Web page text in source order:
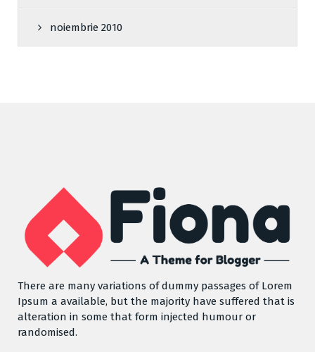
noiembrie 2010
There are many variations of dummy passages of Lorem
Ipsum a available, but the majority have suffered that is
alteration in some that form injected humour or
randomised.